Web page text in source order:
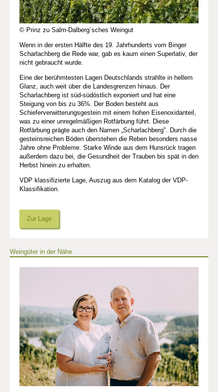
© Prinz zu Salm-Dalberg´sches Weingut
Wenn in der ersten Hälfte des 19. Jahrhunderts vom Binger
Scharlachberg die Rede war, gab es kaum einen Superlativ, der
nicht gebraucht wurde.
Eine der berühmtesten Lagen Deutschlands strahlte in hellem
Glanz, auch weit über die Landesgrenzen hinaus. Der
Scharlachberg ist süd-südöstlich exponiert und hat eine
Steigung von bis zu 36%. Der Boden besteht aus
Schieferverwitterungsgestein mit einem hohen Eisenoxidanteil,
was zu einer unregelmäßigen Rotfärbung führt. Diese
Rotfärbung prägte auch den Namen „Scharlachberg". Durch die
gesteinsreichen Böden überstehen die Reben besonders nasse
Jahre ohne Probleme. Starke Winde aus dem Hunsrück tragen
außerdem dazu bei, die Gesundheit der Trauben bis spät in den
Herbst hinein zu erhalten.
VDP klassifizierte Lage, Auszug aus dem Katalog der VDP-
Klassifikation.
Zur Lage
Weingüter in der Nähe